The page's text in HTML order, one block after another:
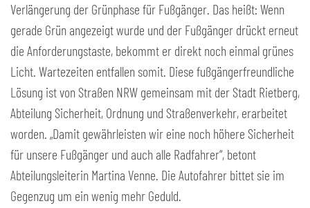
Verlängerung der Grünphase für Fußgänger. Das heißt: Wenn
gerade Grün angezeigt wurde und der Fußgänger drückt erneut
die Anforderungstaste, bekommt er direkt noch einmal grünes
Licht. Wartezeiten entfallen somit. Diese fußgängerfreundliche
Lösung ist von Straßen NRW gemeinsam mit der Stadt Rietberg,
Abteilung Sicherheit, Ordnung und Straßenverkehr, erarbeitet
worden. „Damit gewährleisten wir eine noch höhere Sicherheit
für unsere Fußgänger und auch alle Radfahrer“, betont
Abteilungsleiterin Martina Venne. Die Autofahrer bittet sie im
Gegenzug um ein wenig mehr Geduld.